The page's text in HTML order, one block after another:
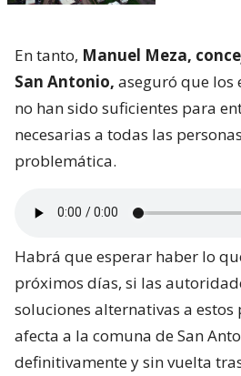
En tanto, Manuel Meza,
San Antonio, aseguró que los
no han sido suficientes para
necesarias a todas las
problemática.
Habrá que esperar haber lo
próximos días, si las
soluciones alternativas a
afecta a la comuna de San
definitivamente y sin vuelta